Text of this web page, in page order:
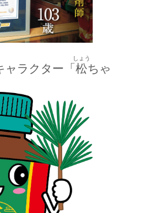
ャラクター「松
しょう
ちゃ